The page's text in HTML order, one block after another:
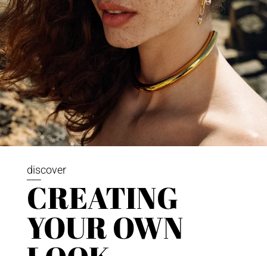
discover
___
CREATING
YOUR OWN